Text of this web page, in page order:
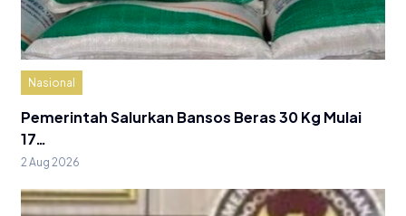
Nasional
Pemerintah Salurkan Bansos Beras 30 Kg Mulai
17…
2 Aug 2026